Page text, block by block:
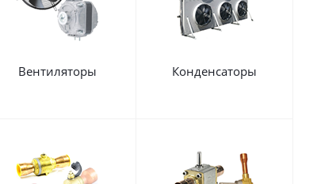
Вентиляторы Конденсаторы